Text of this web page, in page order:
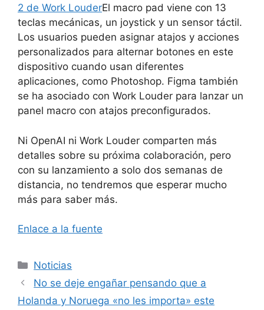
2 de Work LouderEl macro pad viene con 13
teclas mecánicas, un joystick y un sensor táctil.
Los usuarios pueden asignar atajos y acciones
personalizados para alternar botones en este
dispositivo cuando usan diferentes
aplicaciones, como Photoshop. Figma también
se ha asociado con Work Louder para lanzar un
panel macro con atajos preconfigurados.
Ni OpenAI ni Work Louder comparten más
detalles sobre su próxima colaboración, pero
con su lanzamiento a solo dos semanas de
distancia, no tendremos que esperar mucho
más para saber más.
Enlace a la fuente
Categorías
Noticias
No se deje engañar pensando que a
Holanda y Noruega «no les importa» este